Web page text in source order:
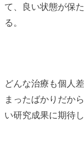
て、良い状態が保
る。
どんな治療も個人
まったばかりだか
い研究成果に期待